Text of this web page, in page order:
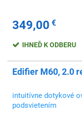
349,00 €
IHNEĎ K ODBERU
Edifier M60, 2.0
intuitívne dotykové
podsvietením